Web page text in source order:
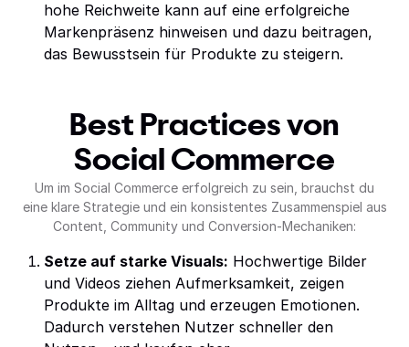
hohe Reichweite kann auf eine erfolgreiche
Markenpräsenz hinweisen und dazu beitragen,
das Bewusstsein für Produkte zu steigern.
Best Practices von
Social Commerce
Um im Social Commerce erfolgreich zu sein, brauchst du
eine klare Strategie und ein konsistentes Zusammenspiel aus
Content, Community und Conversion-Mechaniken:
Setze auf starke Visuals: Hochwertige Bilder
und Videos ziehen Aufmerksamkeit, zeigen
Produkte im Alltag und erzeugen Emotionen.
Dadurch verstehen Nutzer schneller den